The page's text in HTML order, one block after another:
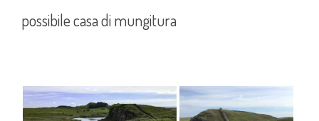
possibile casa di mungitura